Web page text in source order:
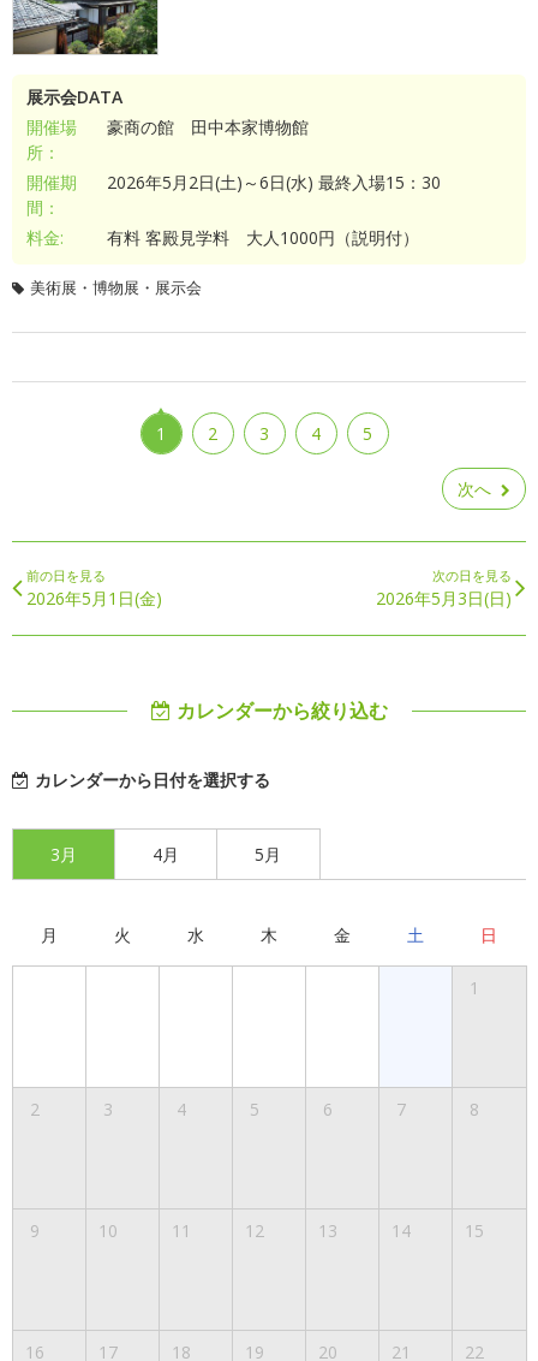
展示会DATA
開催場
所：
豪商の館 田中本家博物館
開催期
間：
2026年5月2日(土)～6日(水) 最終入場15：30
料金: 有料 客殿見学料 大人1000円（説明付）
美術展・博物展・展示会
1 2 3 4 5
次へ
前の日を見る
2026年5月1日(金)
次の日を見る
2026年5月3日(日)
カレンダーから絞り込む
カレンダーから日付を選択する
3月 4月 5月
月 火 水 木 金 土 日
1
2 3 4 5 6 7 8
9 10 11 12 13 14 15
16 17 18 19 20 21 22